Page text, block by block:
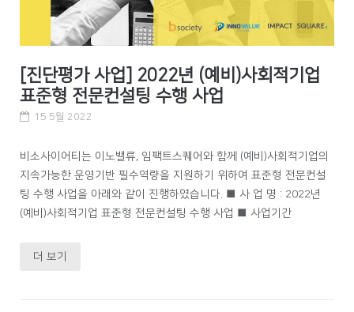
[진단평가 사업] 2022년 (예비)사회적기업
표준형 전문컨설팅 수행 사업
15 5월 2022
비소사이어티는 이노밸류, 임팩트스퀘어와 함께 (예비)사회적기업의
지속가능한 운영기반 필수역량을 지원하기 위하여 표준형 전문컨설
팅 수행 사업을 아래와 같이 진행하였습니다. ■ 사 업 명 : 2022년
(예비)사회적기업 표준형 전문컨설팅 수행 사업 ■ 사업기간
더 보기